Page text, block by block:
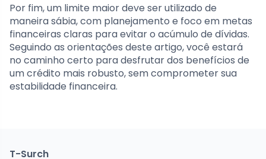
Por fim, um limite maior deve ser utilizado de
maneira sábia, com planejamento e foco em metas
financeiras claras para evitar o acúmulo de dívidas.
Seguindo as orientações deste artigo, você estará
no caminho certo para desfrutar dos benefícios de
um crédito mais robusto, sem comprometer sua
estabilidade financeira.
T-Surch